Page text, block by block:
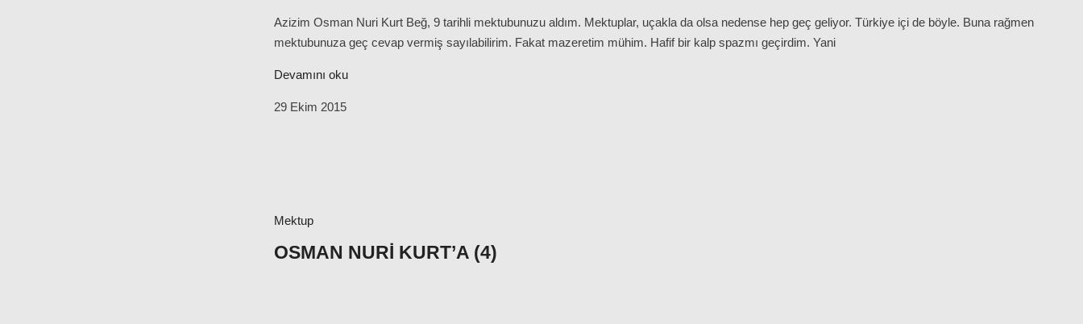
Azizim Osman Nuri Kurt Beğ, 9 tarihli mektubunuzu aldım. Mektuplar, uçakla da olsa nedense hep geç geliyor. Türkiye içi de böyle. Buna rağmen
mektubunuza geç cevap vermiş sayılabilirim. Fakat mazeretim mühim. Hafif bir kalp spazmı geçirdim. Yani
Devamını oku
29 Ekim 2015
Mektup
OSMAN NURI KURT’A (4)